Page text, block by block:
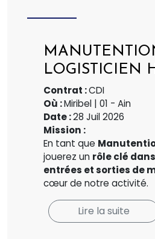
LOGISTICIEN
Contrat :CDI
Où :Miribel | 01 - Ain
Date :28 Juil 2026
Mission :
En tant que
jouerez un rôle clé
entrées et sorties de
cœur de notre activité.
Lire la suite